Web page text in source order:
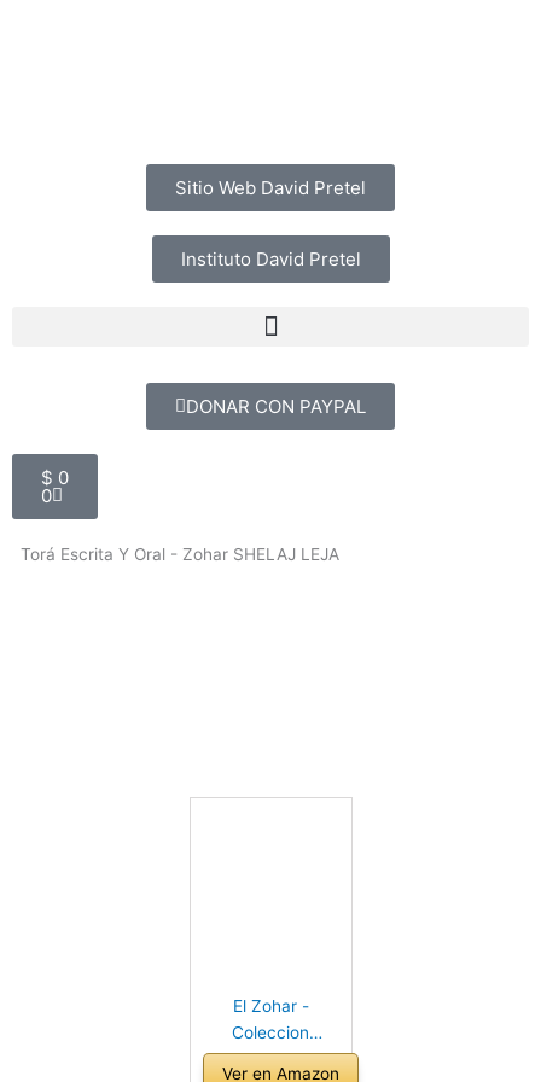
Sitio Web David Pretel
Instituto David Pretel
DONAR CON PAYPAL
$ 0
0
Cart
Torá Escrita Y Oral - Zohar SHELAJ LEJA
El Zohar -
Coleccion
Completa en
Ver en Amazon